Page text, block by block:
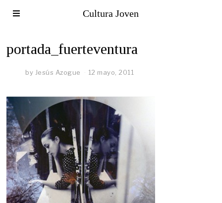
Cultura Joven
portada_fuerteventura
by Jesús Azogue 12 mayo, 2011